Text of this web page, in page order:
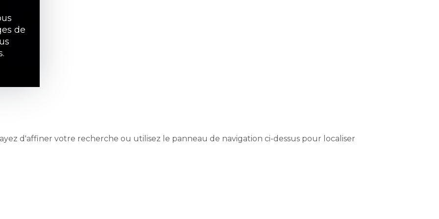
de
d'affiner votre recherche ou utilisez le panneau de navigation ci-dessus pour localiser